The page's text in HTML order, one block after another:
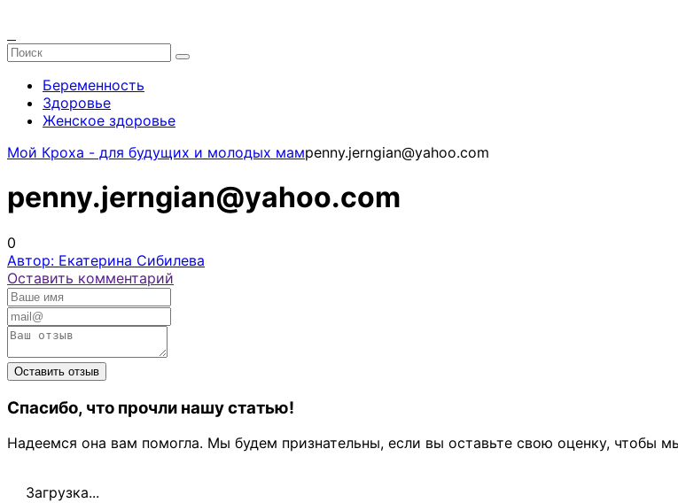
Беременность
Здоровье
Женское здоровье
Мой Кроха - для будущих и молодых мамpenny.jerngian@yahoo.com
penny.jerngian@yahoo.com
0
Автор: Екатерина Сибилева
Оставить комментарий
Спасибо, что прочли нашу статью!
Надеемся она вам помогла. Мы будем признательны, если вы оставьте свою оценку, чтобы
Загрузка...